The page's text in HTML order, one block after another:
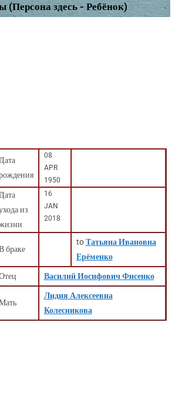
(Персона здесь - Ребёнок)
Дата
08
APR
1950
Дата
из
16
JAN
2018
браке
toТатьяна Ивановна
Ерёменко
Василий Иосифович Фисенко
Лидия Алексеевна
Колесникова